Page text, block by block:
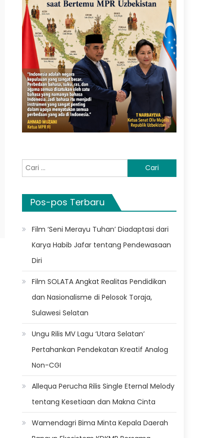
Cari
untuk:
Pos-pos Terbaru
Film ‘Seni Merayu Tuhan’ Diadaptasi dari
Karya Habib Jafar tentang Pendewasaan
Diri
Film SOLATA Angkat Realitas Pendidikan
dan Nasionalisme di Pelosok Toraja,
Sulawesi Selatan
Ungu Rilis MV Lagu ‘Utara Selatan’
Pertahankan Pendekatan Kreatif Analog
Non-CGI
Allequa Perucha Rilis Single Eternal Melody
tentang Kesetiaan dan Makna Cinta
Wamendagri Bima Minta Kepala Daerah